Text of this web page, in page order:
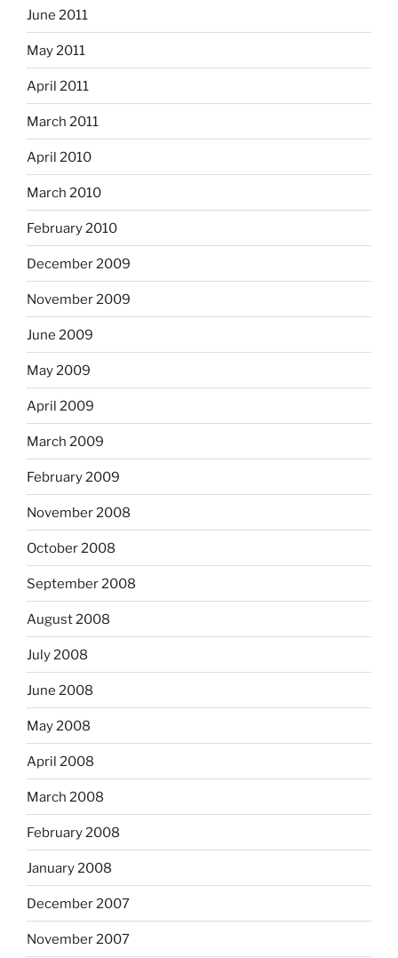
June 2011
May 2011
April 2011
March 2011
April 2010
March 2010
February 2010
December 2009
November 2009
June 2009
May 2009
April 2009
March 2009
February 2009
November 2008
October 2008
September 2008
August 2008
July 2008
June 2008
May 2008
April 2008
March 2008
February 2008
January 2008
December 2007
November 2007